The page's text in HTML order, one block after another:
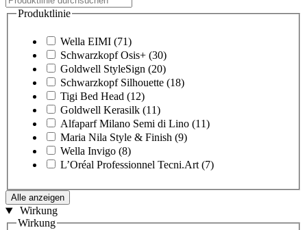
Produktlinie
Wella EIMI (71)
Schwarzkopf Osis+ (30)
Goldwell StyleSign (20)
Schwarzkopf Silhouette (18)
Tigi Bed Head (12)
Goldwell Kerasilk (11)
Alfaparf Milano Semi di Lino (11)
Maria Nila Style & Finish (9)
Wella Invigo (8)
L’Oréal Professionnel Tecni.Art (7)
Alle anzeigen
Wirkung
Wirkung